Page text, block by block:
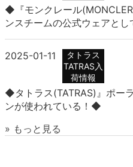
◆『モンクレール
ンスチームの公式ウェアと
2025-01-11
タトラス
TATRAS入
荷情報
◆タトラス(TATRAS)』ポー
ンが使われている！◆
» もっと見る